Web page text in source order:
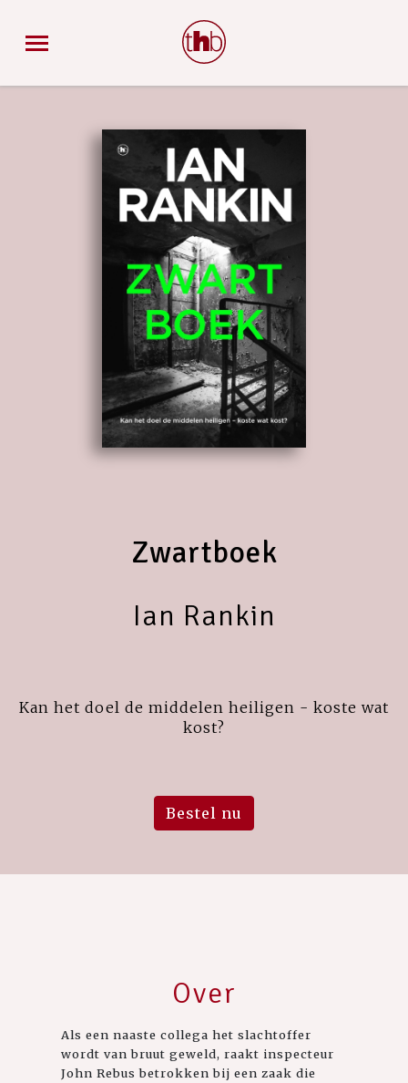
Zwartboek
Ian Rankin
Kan het doel de middelen heiligen - koste wat
kost?
Bestel nu
Over
Als een naaste collega het slachtoffer
wordt van bruut geweld, raakt inspecteur
John Rebus betrokken bij een zaak die